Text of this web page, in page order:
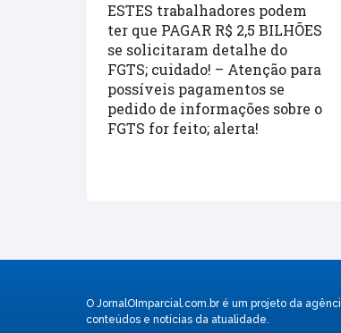
ESTES trabalhadores podem
ter que PAGAR R$ 2,5 BILHÕES
se solicitaram detalhe do
FGTS; cuidado! – Atenção para
possíveis pagamentos se
pedido de informações sobre o
FGTS for feito; alerta!
O JornalOImparcial.com.br é um projeto da
conteúdos e notícias da atualidade.